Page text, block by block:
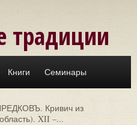
традиции
Книги Семинары
Кривич из
XII –...